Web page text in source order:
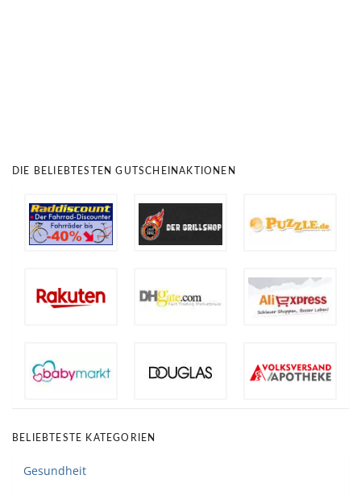
DIE BELIEBTESTEN GUTSCHEINAKTIONEN
BELIEBTESTE KATEGORIEN
Gesundheit